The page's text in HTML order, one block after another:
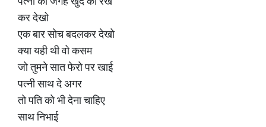
कर देखो
एक बार सोच बदलकर देखो
क्या यही थी वो कसम
जो तुमने सात फेरो पर खाई
पत्नी साथ दे अगर
तो पति को भी देना चाहिए
साथ निभाई